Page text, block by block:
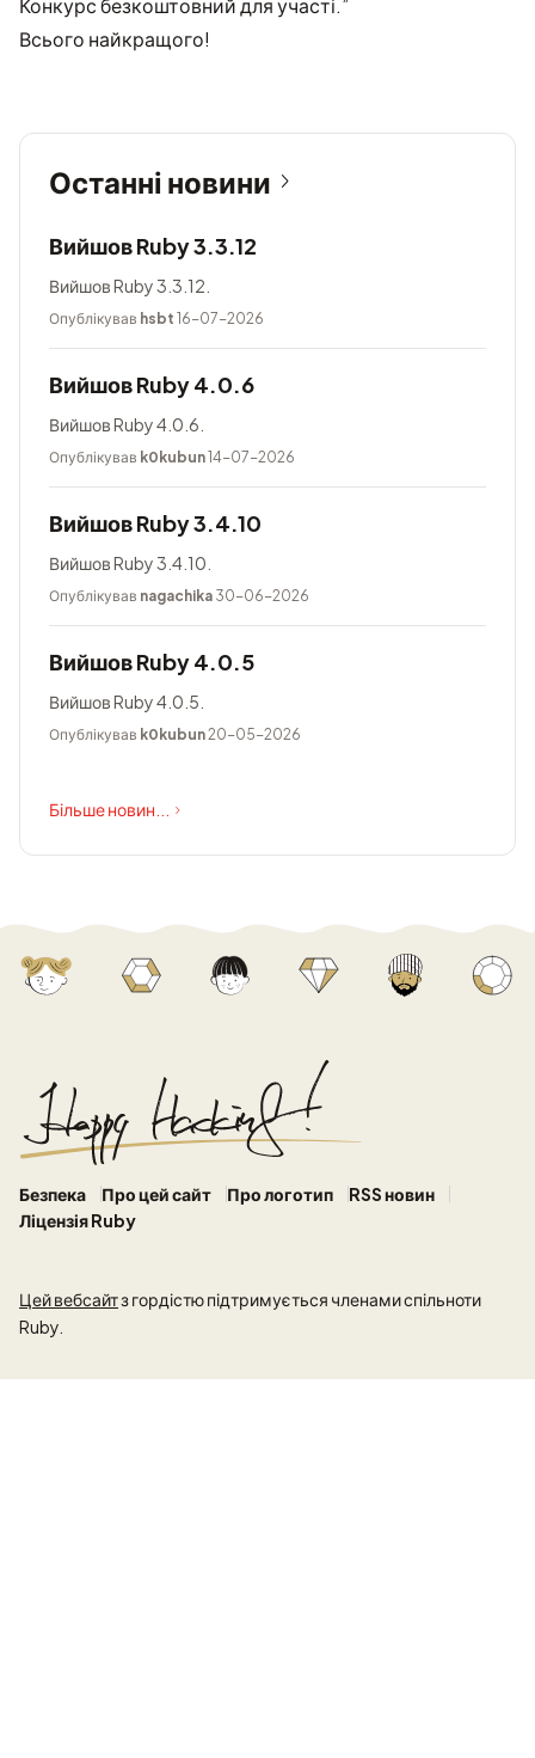
Конкурс безкоштовний для участі.”
Всього найкращого!
Останні новини
Вийшов Ruby 3.3.12
Вийшов Ruby 3.3.12.
Опублікував hsbt 16-07-2026
Вийшов Ruby 4.0.6
Вийшов Ruby 4.0.6.
Опублікував k0kubun14-07-2026
Вийшов Ruby 3.4.10
Вийшов Ruby 3.4.10.
Опублікував nagachika 30-06-2026
Вийшов Ruby 4.0.5
Вийшов Ruby 4.0.5.
Опублікував k0kubun20-05-2026
Більше новин...
Безпека Про цей сайт Про логотип
RSS новин
Ліцензія Ruby
Цей вебсайтз гордістю підтримується членами спільноти
Ruby.